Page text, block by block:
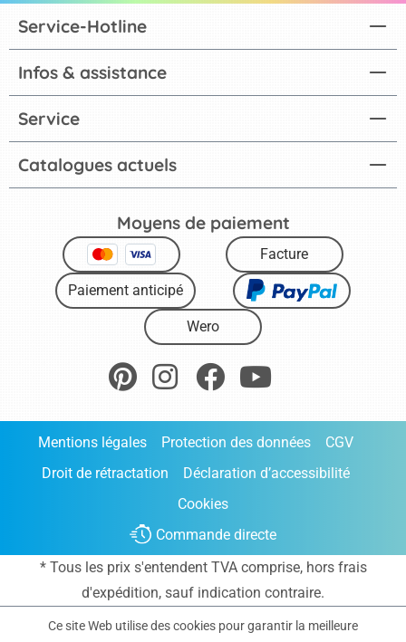
Catalogues actuels
Service-Hotline
Infos & assistance
Service
Moyens de paiement
Facture
Paiement anticipé
Wero
Mentions légales Protection des données
CGV
Droit de rétractation
Déclaration d’accessibilité
Cookies
Commande directe
* Tous les prix s'entendent TVA comprise, hors frais
d'expédition, sauf indication contraire.
Ce site Web utilise des cookies pour garantir la meilleure